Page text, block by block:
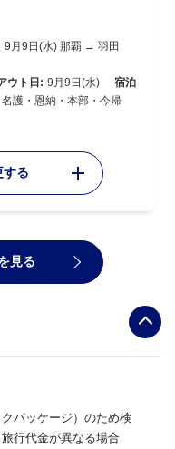
9月9日(水) 那覇 → 羽田
ウト日: 9月9日(水)
宿泊
護・恩納・本部・今帰
する
見る
パッケージ）のため検
行代金が異なる場合